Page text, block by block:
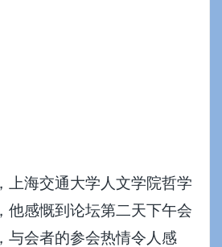
上海交通大学人文学院哲学
他感慨到论坛第二天下午会
与会者的参会热情令人感